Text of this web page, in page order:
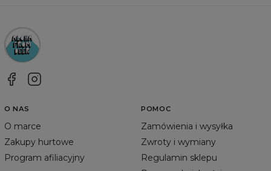
O NAS
O marce
Zakupy hurtowe
Program afiliacyjny
POMOC
Zamówienia i wysyłka
Zwroty i wymiany
Regulamin sklepu